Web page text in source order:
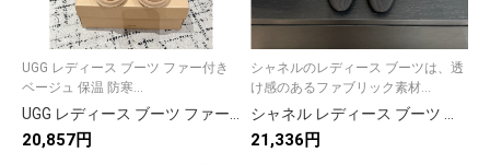
UGG レディース ブーツ ファー付き
ベージュ 保温 防寒...
UGG レディース ブーツ ファー付き ベージュ 保温 防寒 2色
20,857円
シャネルのレディース ブーツは、透
け感のあるファブリック素材...
シャネル レディース ブーツ ネックリボン ファブリック 2色 ブラック ホワイト
21,336円